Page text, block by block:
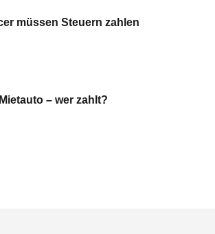
müssen Steuern zahlen
– wer zahlt?